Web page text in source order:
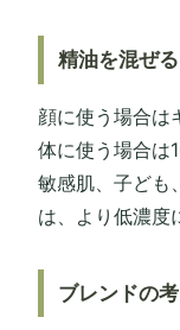
精油を混ぜ
顔に使う場合は
体に使う場合は
敏感肌、子ども
は、より低濃度
ブレンドの